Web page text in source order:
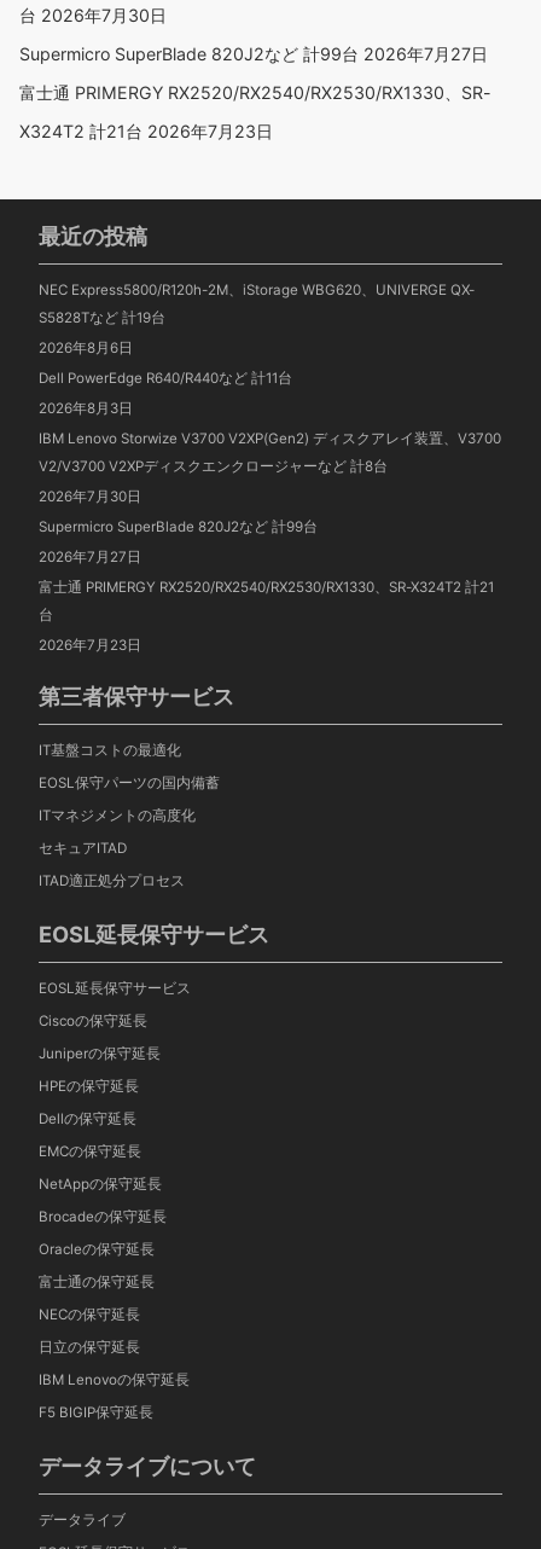
台 2026年7月30日
Supermicro SuperBlade 820J2など 計99台 2026年7月27日
富士通 PRIMERGY RX2520/RX2540/RX2530/RX1330、SR-
X324T2 計21台 2026年7月23日
最近の投稿
NEC Express5800/R120h-2M、iStorage WBG620、UNIVERGE QX-
S5828Tなど 計19台
2026年8月6日
Dell PowerEdge R640/R440など 計11台
2026年8月3日
IBM Lenovo Storwize V3700 V2XP(Gen2) ディスクアレイ装置、V3700
V2/V3700 V2XPディスクエンクロージャーなど 計8台
2026年7月30日
Supermicro SuperBlade 820J2など 計99台
2026年7月27日
富士通 PRIMERGY RX2520/RX2540/RX2530/RX1330、SR-X324T2 計21
台
2026年7月23日
第三者保守サービス
IT基盤コストの最適化
EOSL保守パーツの国内備蓄
ITマネジメントの高度化
セキュアITAD
ITAD適正処分プロセス
EOSL延長保守サービス
EOSL延長保守サービス
Ciscoの保守延長
Juniperの保守延長
HPEの保守延長
Dellの保守延長
EMCの保守延長
NetAppの保守延長
Brocadeの保守延長
Oracleの保守延長
富士通の保守延長
NECの保守延長
日立の保守延長
IBM Lenovoの保守延長
F5 BIGIP保守延長
データライブについて
データライブ